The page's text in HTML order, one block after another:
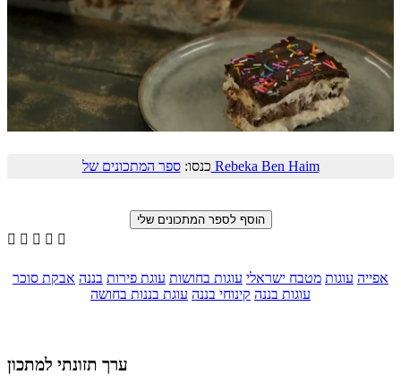
כנסו: ספר המתכונים של Rebeka Ben Haim
    
אפייה עוגות מטבח ישראלי עוגות בחושות עוגת פירות בננה אבקת סוכר
עוגות בננה קינוחי בננה עוגת בננות בחושה
ערך תזונתי למתכון